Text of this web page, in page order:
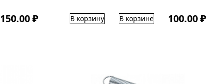
150.00 ₽ В корзину В корзине 100.00 ₽